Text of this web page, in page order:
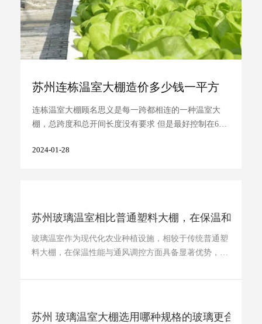
苏州连栋温室大棚造价多少钱一平方
连栋温室大棚顾名思义是每一跨都相连的一种温室大
棚，总跨度和总开间长度没有要求 但是最好控制在60
棚每平方 ...
2024-01-28
苏州玻璃温室相比普通塑料大棚，在保温和 ...
玻璃温室作为现代化农业种植设施，相较于传统普通塑
料大棚，在保温性能与通风调控方面具备显著优势，能
苏州 玻璃温室大棚选用哪种规格的玻璃更合 ...